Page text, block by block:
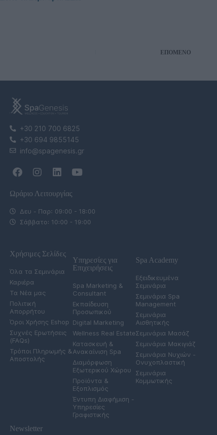
ΕΠΌΜΕΝΟ
+30 210 700 6825
+30 694 9855145
info@spagenesis.gr
Ωράριο Λειτουργίας
Δευ - Παρ: 09:00 - 18:00
Σάββατο: 10:00 - 19:00
Χρήσιμες Σελίδες
Όλα τα Σεμινάρια
Καριέρα
Τα Νέα μας
Πολιτική
Απορρήτου
Όροι Χρήσης Eshop
Συχνές Ερωτήσεις
(FAQs)
Τρόποι Πληρωμής &
Αποστολής
Υπηρεσίες για
Επιχειρήσεις
Spa Marketing &
Consultant
Εκπαίδευση
Προσωπικού
Digital Marketing
Wellness Real Estate
Κατασκευή &
Ανακαίνιση Spa
Διαμόρφωση
Εξωτερικού Χώρου
Προϊόντα &
Εξοπλισμός
Έντυπη Διαφήμιση -
Υπηρεσίες
Γραφιστικής
Spa Academy
Εξειδικευμένα
Σεμινάρια
Σεμινάρια Spa
Management
Σεμινάρια
Αισθητικής
Σεμινάρια Μασάζ
Σεμινάρια Μακιγιάζ
Σεμινάρια Νυχιών -
Ονυχοπλαστική
Σεμινάρια
Κομμωτικής
Newsletter